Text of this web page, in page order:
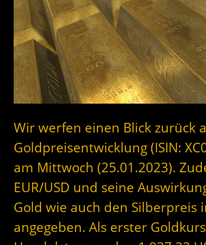
Wir werfen einen Blick zurück
Goldpreisentwicklung (ISIN:
am Mittwoch (25.01.2023).
EUR/USD und seine
Gold wie auch den Silberpreis
angegeben. Als erster